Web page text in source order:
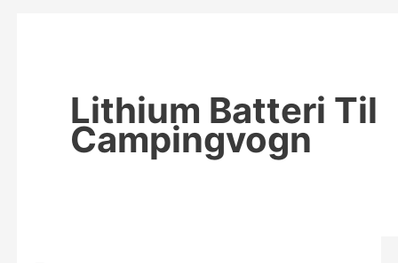
Lithium Batteri Til
Campingvogn